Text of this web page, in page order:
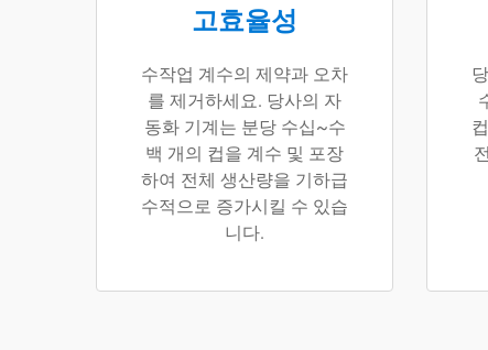
고효율성
수작업 계수의 제약과 오차
를 제거하세요. 당사의 자
동화 기계는 분당 수십~수
백 개의 컵을 계수 및 포장
하여 전체 생산량을 기하급
수적으로 증가시킬 수 있습
니다.